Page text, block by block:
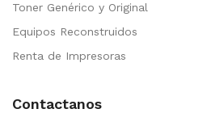
Toner Genérico y Original
Equipos Reconstruidos
Renta de Impresoras
Contactanos